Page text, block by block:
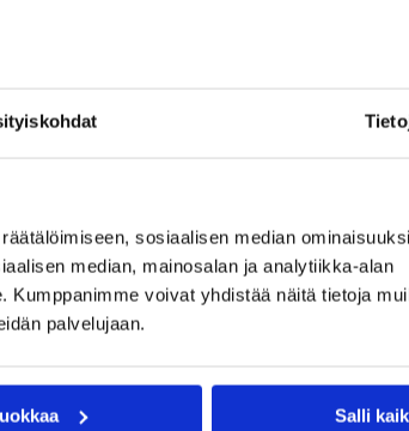
sosiaalisen median
median, mainosalan ja analytiikka-alan
voivat yhdistää näitä tietoja
palvelujaan.
Salli